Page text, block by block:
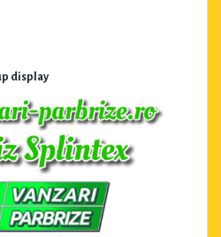
display